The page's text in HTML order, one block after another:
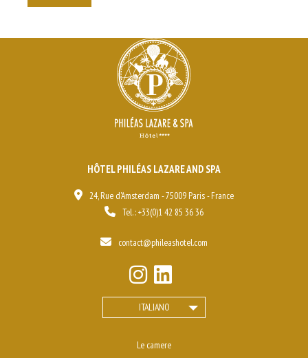
HÔTEL PHILÉAS LAZARE AND SPA
24, Rue d'Amsterdam - 75009 Paris - France
Tel. :+33(0)1 42 85 36 36
contact@phileashotel.com
ITALIANO
Le camere